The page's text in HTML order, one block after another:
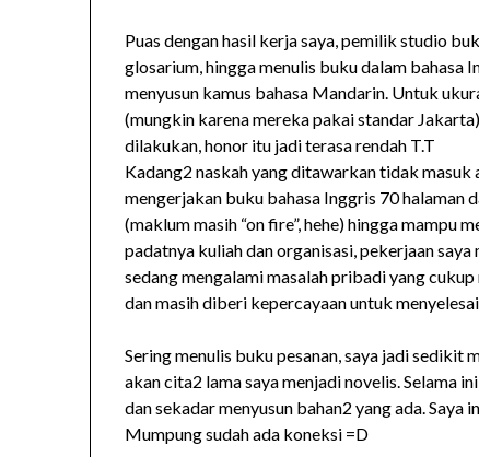
Puas dengan hasil kerja saya, pemilik studio
glosarium, hingga menulis buku dalam bahasa
menyusun kamus bahasa Mandarin. Untuk
(mungkin karena mereka pakai standar
dilakukan, honor itu jadi terasa rendah T.T
Kadang2 naskah yang ditawarkan tidak
mengerjakan buku bahasa Inggris 70 halaman
(maklum masih “on fire”, hehe) hingga mampu
padatnya kuliah dan organisasi, pekerjaan
sedang mengalami masalah pribadi yang
dan masih diberi kepercayaan untuk
Sering menulis buku pesanan, saya jadi
akan cita2 lama saya menjadi novelis. Selama
dan sekadar menyusun bahan2 yang ada.
Mumpung sudah ada koneksi =D